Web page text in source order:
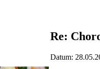
Re:
Datum: